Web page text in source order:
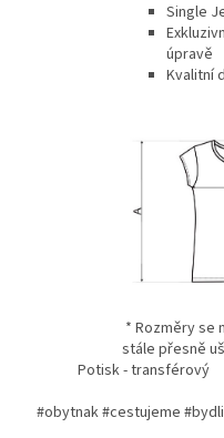
Single
úpravě
Kvalitní
* Rozměry se
stále přesně
Potisk - transférový
#obytnak #cestujeme